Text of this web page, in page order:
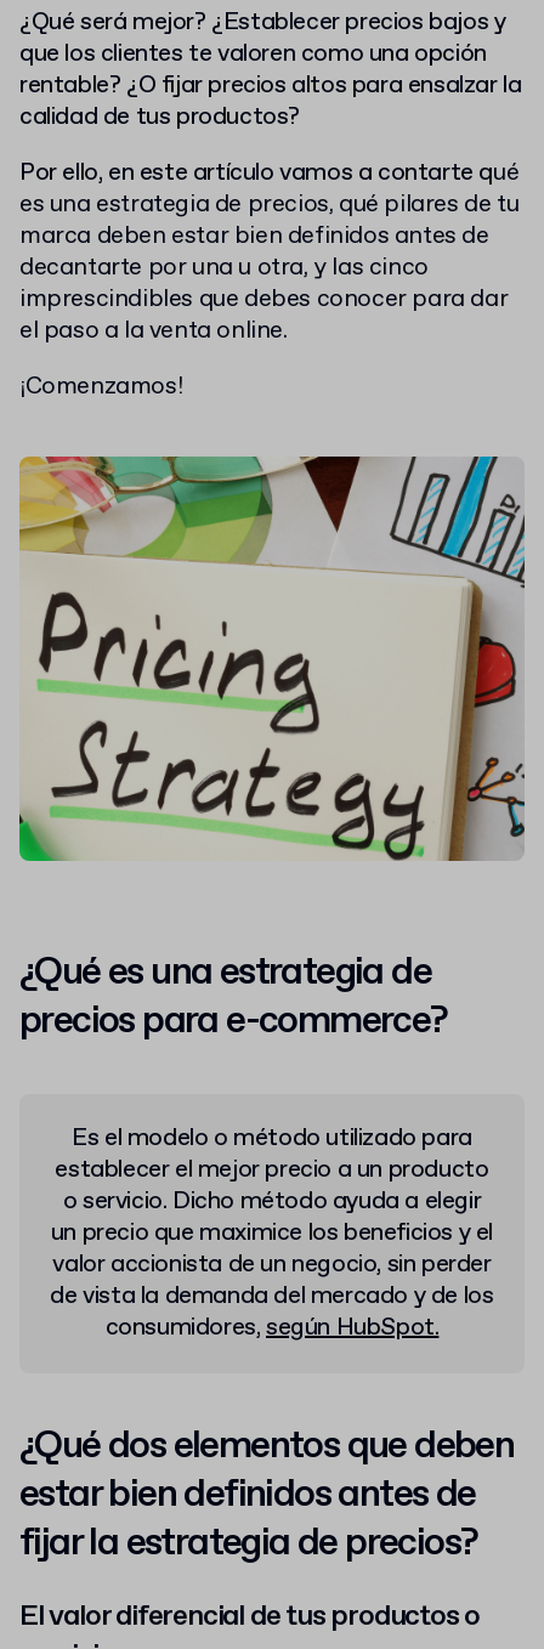
¿Qué será mejor? ¿Establecer precios bajos y
que los clientes te valoren como una opción
rentable? ¿O fijar precios altos para ensalzar la
calidad de tus productos?
Por ello, en este artículo vamos a contarte qué
es una estrategia de precios, qué pilares de tu
marca deben estar bien definidos antes de
decantarte por una u otra, y las cinco
imprescindibles que debes conocer para dar
el paso a la venta online.
¡Comenzamos!
¿Qué es una estrategia de
precios para e-commerce?
Es el modelo o método utilizado para
establecer el mejor precio a un producto
o servicio. Dicho método ayuda a elegir
un precio que maximice los beneficios y el
valor accionista de un negocio, sin perder
de vista la demanda del mercado y de los
consumidores,según HubSpot.
¿Qué dos elementos que deben
estar bien definidos antes de
fijar la estrategia de precios?
El valor diferencial de tus productos o